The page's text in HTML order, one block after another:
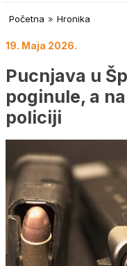
Početna » Hronika
19. Maja 2026.
Pucnjava u
poginule, a
policiji